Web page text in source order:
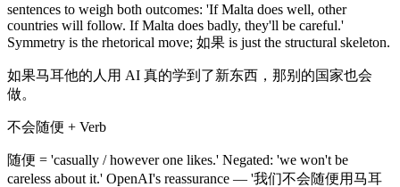
sentences to weigh both outcomes: 'If Malta does well, other
countries will follow. If Malta does badly, they'll be careful.'
Symmetry is the rhetorical move; 如果 is just the structural skeleton.
如果马耳他的人用 AI 真的学到了新东西，那别的国家也会
做。
不会随便 + Verb
随便 = 'casually / however one likes.' Negated: 'we won't be
careless about it.' OpenAI's reassurance — '我们不会随便用马耳